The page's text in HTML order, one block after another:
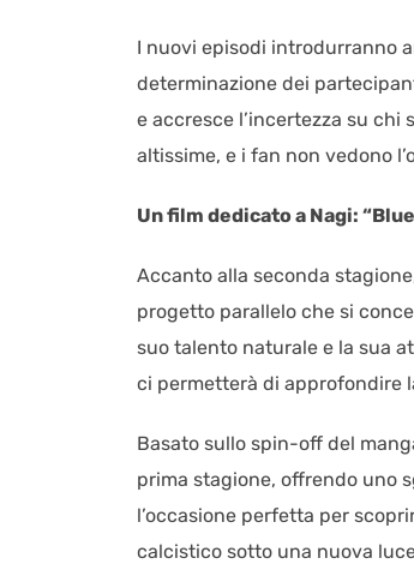
I nuovi episodi introdurranno
determinazione dei
e accresce l’incertezza su chi
altissime, e i fan non vedono
Un film dedicato a Nagi:
Accanto alla seconda
progetto parallelo che si
suo talento naturale e la sua
ci permetterà di approfondire
Basato sullo spin-off del
prima stagione, offrendo uno
l’occasione perfetta per
calcistico sotto una nuova